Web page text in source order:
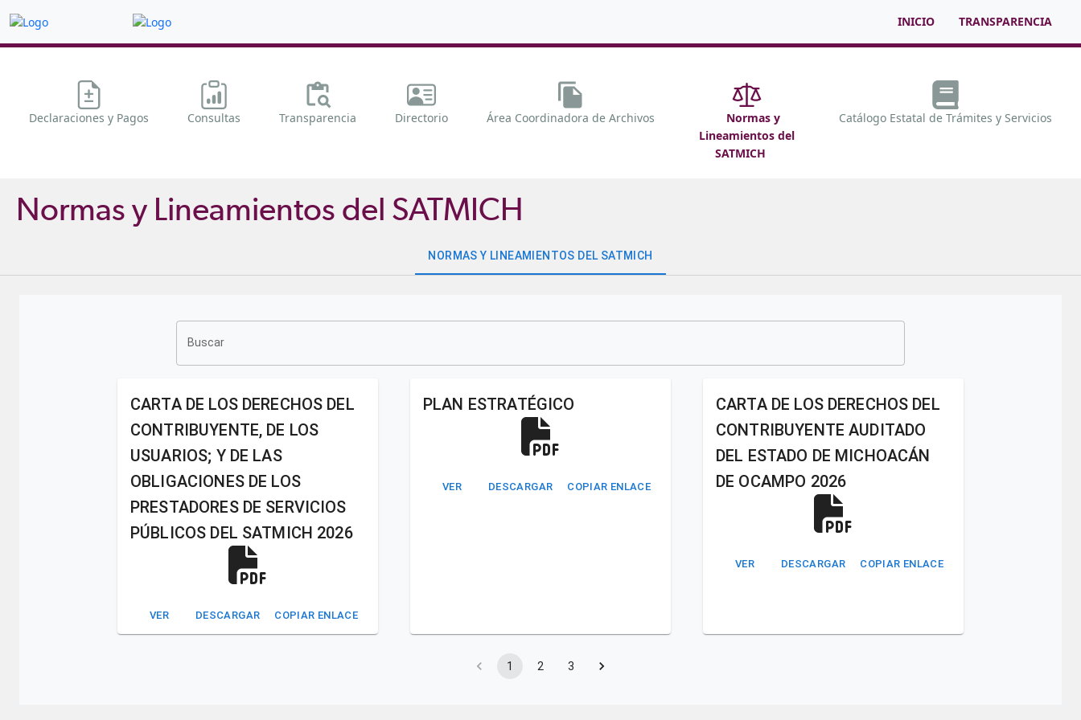
INICIO TRANSPARENCIA
Declaraciones y Pagos Consultas Transparencia Directorio Área Coordinadora de Archivos
Normas y
Lineamientos del
SATMICH
Catálogo Estatal de Trámites y Servicios
Normas y Lineamientos del SATMICH
NORMAS Y LINEAMIENTOS DEL SATMICH
Buscar
CARTA DE LOS DERECHOS DEL
CONTRIBUYENTE, DE LOS
USUARIOS; Y DE LAS
OBLIGACIONES DE LOS
PRESTADORES DE SERVICIOS
PÚBLICOS DEL SATMICH 2026
VER DESCARGAR COPIAR ENLACE
PLAN ESTRATÉGICO
VER DESCARGAR COPIAR ENLACE
CARTA DE LOS DERECHOS DEL
CONTRIBUYENTE AUDITADO
DEL ESTADO DE MICHOACÁN
DE OCAMPO 2026
VER DESCARGAR COPIAR ENLACE
1 2 3